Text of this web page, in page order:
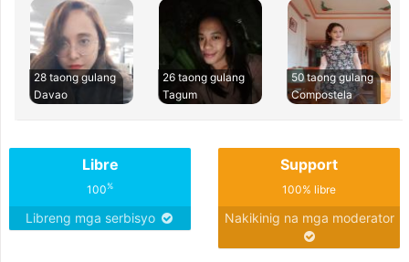
28 taong gulang
Davao
26 taong gulang
Tagum
50 taong gulang
Compostela
Libre
100%
Libreng mga serbisyo
Support
100% libre
Nakikinig na mga moderator